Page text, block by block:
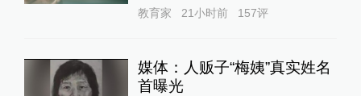
教育家 21小时前 157评
媒体：人贩子“梅姨”真实姓名
首曝光